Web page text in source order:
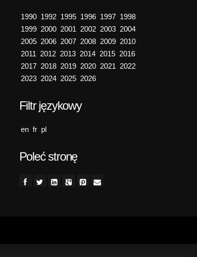
1990 1992 1995 1996 1997 1998
1999 2000 2001 2002 2003 2004
2005 2006 2007 2008 2009 2010
2011 2012 2013 2014 2015 2016
2017 2018 2019 2020 2021 2022
2023 2024 2025 2026
Filtr językowy
en fr pl
Poleć stronę